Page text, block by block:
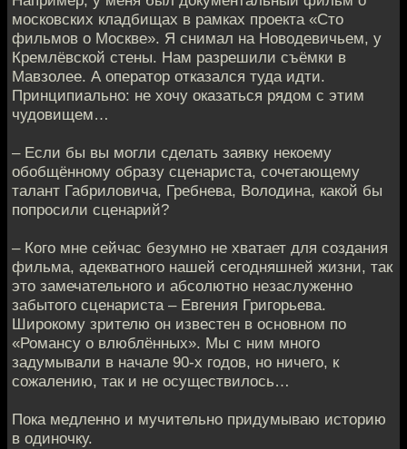
московских кладбищах в рамках проекта «Сто
фильмов о Москве». Я снимал на Новодевичьем, у
Кремлёвской стены. Нам разрешили съёмки в
Мавзолее. А оператор отказался туда идти.
Принципиально: не хочу оказаться рядом с этим
чудовищем…
– Если бы вы могли сделать заявку некоему
обобщённому образу сценариста, сочетающему
талант Габриловича, Гребнева, Володина, какой бы
попросили сценарий?
– Кого мне сейчас безумно не хватает для создания
фильма, адекватного нашей сегодняшней жизни, так
это замечательного и абсолютно незаслуженно
забытого сценариста – Евгения Григорьева.
Широкому зрителю он известен в основном по
«Романсу о влюблённых». Мы с ним много
задумывали в начале 90-х годов, но ничего, к
сожалению, так и не осуществилось…
Пока медленно и мучительно придумываю историю
в одиночку.